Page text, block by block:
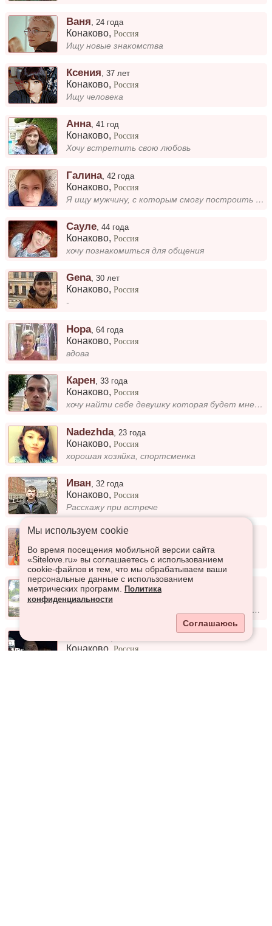
Ваня 24 года
Конаково,Россия
Ищу новые знакомства
Ксения ,37 лет
Конаково,Россия
Ищу человека
Анна,41 год
Конаково,Россия
Хочу встретить свою любовь
Галина,42 года
Конаково,Россия
Я ищу мужчину, с которым смогу построить семью. Если вы ищете серьёзные отношения, давайте начнём общение без препятстви...
Сауле ,44 года
Конаково,Россия
хочу познакомиться для общения
Gena,30 лет
Конаково,Россия
-
Нора,64 года
Конаково,Россия
вдова
Карен,33 года
Конаково,Россия
хочу найти себе девушку которая будет мне женой которая будет любить и уважать
Nadezhda, 23 года
Конаково,Россия
хорошая хозяйка, спортсменка
Иван ,32 года
Конаково,Россия
Расскажу при встрече
Виталий,22 года
Конаково, Россия
Люблю свою работу, ищу девушку
Маке,35 лет
Конаково,
добрый, мягкий человек с чцвством юмора желаю найти добрую милую девушку
Конаково ,Россия
Мы используем сookie
Во время посещения мобильной версии сайта
«Sitelove.ru» вы соглашаетесь с использованием
cookie-файлов и тем, что мы обрабатываем ваши
персональные данные с использованием
метрических программ.
Политика
конфиденциальности
Соглашаюсь